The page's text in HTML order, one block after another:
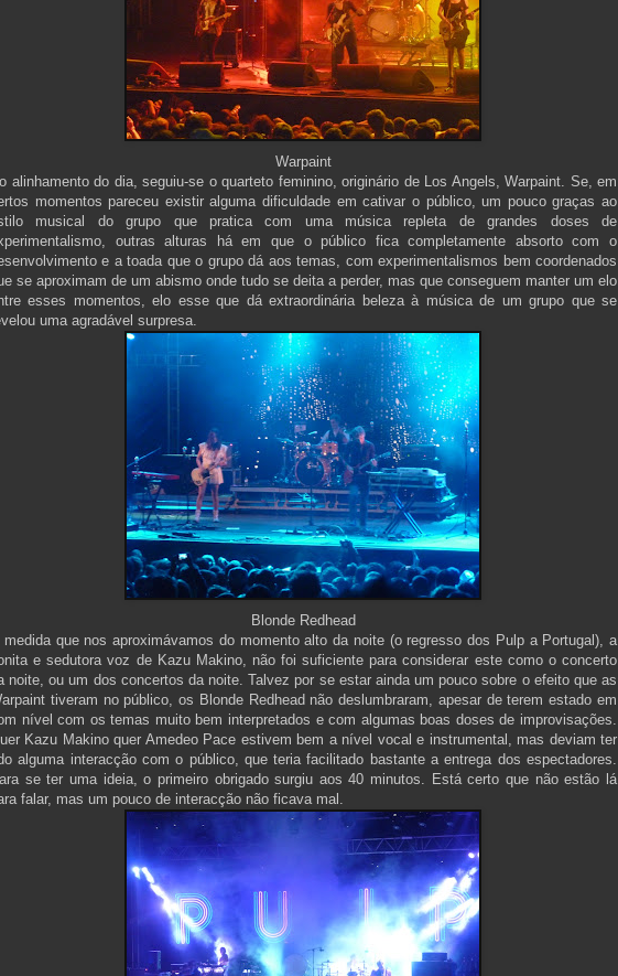
Warpaint
alinhamento do dia, seguiu-se o quarteto feminino, originário de Los Angels, Warpaint. Se, em
momentos pareceu existir alguma dificuldade em cativar o público, um pouco graças ao
musical do grupo que pratica com uma música repleta de grandes doses de
outras alturas há em que o público fica completamente absorto com o
e a toada que o grupo dá aos temas, com experimentalismos bem coordenados
se aproximam de um abismo onde tudo se deita a perder, mas que conseguem manter um elo
esses momentos, elo esse que dá extraordinária beleza à música de um grupo que se
uma agradável surpresa.
Blonde Redhead
medida que nos aproximávamos do momento alto da noite (o regresso dos Pulp a Portugal), a
e sedutora voz de Kazu Makino, não foi suficiente para considerar este como o concerto
noite, ou um dos concertos da noite. Talvez por se estar ainda um pouco sobre o efeito que as
tiveram no público, os Blonde Redhead não deslumbraram, apesar de terem estado em
nível com os temas muito bem interpretados e com algumas boas doses de improvisações.
Kazu Makino quer Amedeo Pace estivem bem a nível vocal e instrumental, mas deviam ter
alguma interacção com o público, que teria facilitado bastante a entrega dos espectadores.
se ter uma ideia, o primeiro obrigado surgiu aos 40 minutos. Está certo que não estão lá
falar, mas um pouco de interacção não ficava mal.